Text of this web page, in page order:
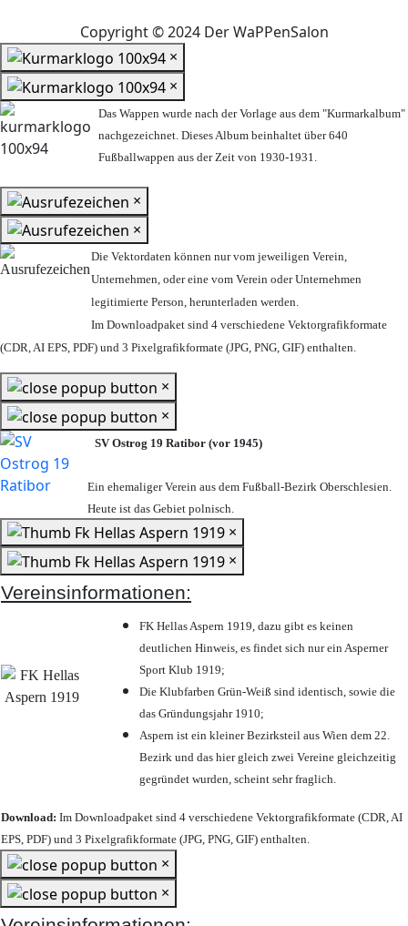
Copyright © 2024 Der WaPPenSalon
×
×
Das Wappen wurde nach der Vorlage aus dem "Kurmarkalbum"
nachgezeichnet. Dieses Album beinhaltet über 640
Fußballwappen aus der Zeit von 1930-1931.
×
×
Die Vektordaten können nur vom jeweiligen Verein,
Unternehmen, oder eine vom Verein oder Unternehmen
legitimierte Person, herunterladen werden.
Im Downloadpaket sind 4 verschiedene Vektorgrafikformate
(CDR, AI EPS, PDF) und 3 Pixelgrafikformate (JPG, PNG, GIF) enthalten.
×
×
SV Ostrog 19 Ratibor (vor 1945)
Ein ehemaliger Verein aus dem Fußball-Bezirk Oberschlesien.
Heute ist das Gebiet polnisch.
×
×
Vereinsinformationen:
FK Hellas Aspern 1919, dazu gibt es keinen
deutlichen Hinweis, es findet sich nur ein Asperner
Sport Klub 1919;
Die Klubfarben Grün-Weiß sind identisch, sowie die
das Gründungsjahr 1910;
Aspern ist ein kleiner Bezirksteil aus Wien dem 22.
Bezirk und das hier gleich zwei Vereine gleichzeitig
gegründet wurden, scheint sehr fraglich.
Download: Im Downloadpaket sind 4 verschiedene Vektorgrafikformate (CDR, AI
EPS, PDF) und 3 Pixelgrafikformate (JPG, PNG, GIF) enthalten.
×
×